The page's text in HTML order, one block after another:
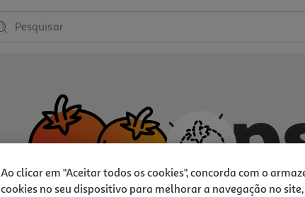
Pesquisar
Ao clicar em "Aceitar todos os cookies", concorda com o
cookies no seu dispositivo para melhorar a navegação no